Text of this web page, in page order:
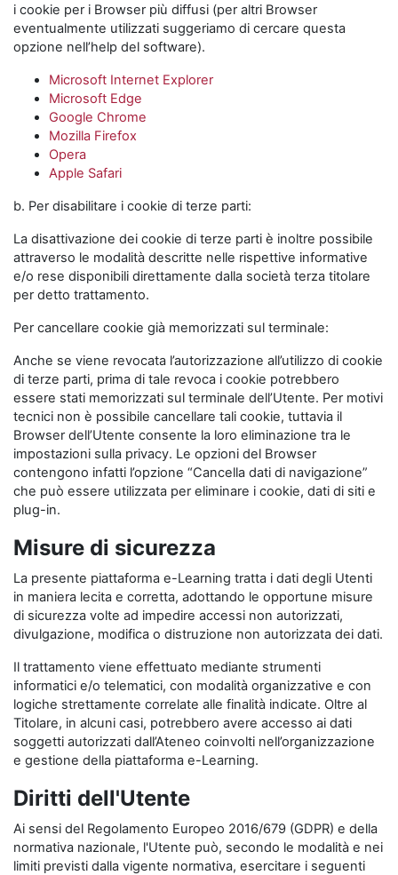
i cookie per i Browser più diffusi (per altri Browser
eventualmente utilizzati suggeriamo di cercare questa
opzione nell’help del software).
Microsoft Internet Explorer
Microsoft Edge
Google Chrome
Mozilla Firefox
Opera
Apple Safari
b. Per disabilitare i cookie di terze parti:
La disattivazione dei cookie di terze parti è inoltre possibile
attraverso le modalità descritte nelle rispettive informative
e/o rese disponibili direttamente dalla società terza titolare
per detto trattamento.
Per cancellare cookie già memorizzati sul terminale:
Anche se viene revocata l’autorizzazione all’utilizzo di cookie
di terze parti, prima di tale revoca i cookie potrebbero
essere stati memorizzati sul terminale dell’Utente. Per motivi
tecnici non è possibile cancellare tali cookie, tuttavia il
Browser dell’Utente consente la loro eliminazione tra le
impostazioni sulla privacy. Le opzioni del Browser
contengono infatti l’opzione “Cancella dati di navigazione”
che può essere utilizzata per eliminare i cookie, dati di siti e
plug-in.
Misure di sicurezza
La presente piattaforma e-Learning tratta i dati degli Utenti
in maniera lecita e corretta, adottando le opportune misure
di sicurezza volte ad impedire accessi non autorizzati,
divulgazione, modifica o distruzione non autorizzata dei dati.
Il trattamento viene effettuato mediante strumenti
informatici e/o telematici, con modalità organizzative e con
logiche strettamente correlate alle finalità indicate. Oltre al
Titolare, in alcuni casi, potrebbero avere accesso ai dati
soggetti autorizzati dall’Ateneo coinvolti nell’organizzazione
e gestione della piattaforma e-Learning.
Diritti dell'Utente
Ai sensi del Regolamento Europeo 2016/679 (GDPR) e della
normativa nazionale, l'Utente può, secondo le modalità e nei
limiti previsti dalla vigente normativa, esercitare i seguenti